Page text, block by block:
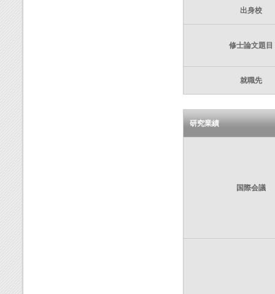
出身校
修士論文題目
就職先
研究業績
国際会議